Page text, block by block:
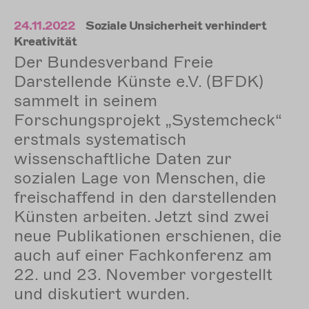
24.11.2022
Soziale Unsicherheit verhindert
Kreativität
Der Bundesverband Freie
Darstellende Künste e.V. (BFDK)
sammelt in seinem
Forschungsprojekt „Systemcheck“
erstmals systematisch
wissenschaftliche Daten zur
sozialen Lage von Menschen, die
freischaffend in den darstellenden
Künsten arbeiten. Jetzt sind zwei
neue Publikationen erschienen, die
auch auf einer Fachkonferenz am
22. und 23. November vorgestellt
und diskutiert wurden.